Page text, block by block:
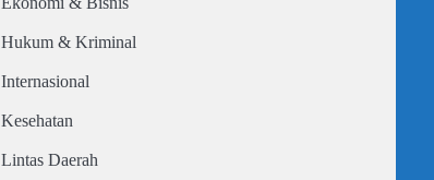
Hukum & Kriminal
Internasional
Kesehatan
Lintas Daerah